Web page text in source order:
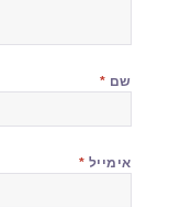
שם *
אימייל *